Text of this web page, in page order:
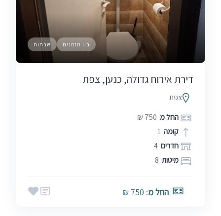
בין הזמנים שבתות
דירת אירוח גדולה, כנען, צפת
צפת
החל מ: 750 ₪
קומה: 1
חדרים: 4
מיטות: 8
החל מ: 750 ₪